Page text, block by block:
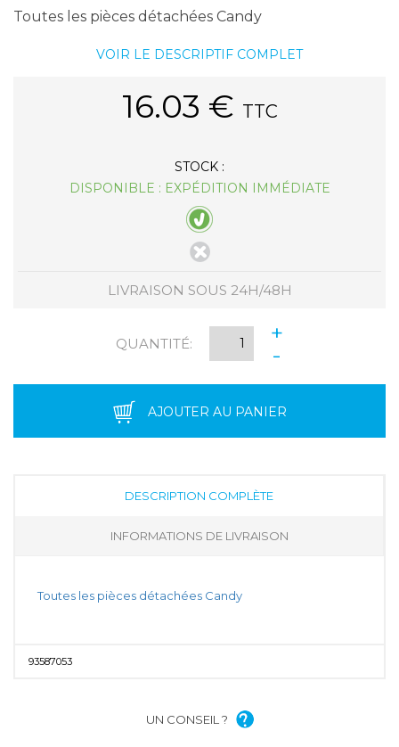
Toutes les pièces détachées Candy
VOIR LE DESCRIPTIF COMPLET
16.03 € TTC
STOCK :
DISPONIBLE : EXPÉDITION IMMÉDIATE
LIVRAISON SOUS 24H/48H
QUANTITÉ:
+
-
AJOUTER AU PANIER
DESCRIPTION COMPLÈTE
INFORMATIONS DE LIVRAISON
Toutes les pièces détachées Candy
93587053
UN CONSEIL ?